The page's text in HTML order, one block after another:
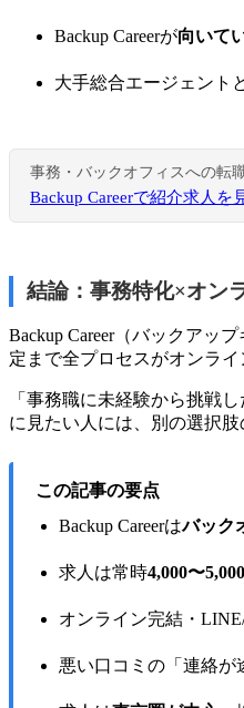
Backup Careerが向いて
大手総合エージェント
事務・バックオフィスへの転
Backup Careerで紹介求人を
結論：事務特化×オン
Backup Career（バックアップ
定まで全プロセスがオンラ
「事務職に未経験から挑戦
に見たい人には、別の選択肢
この記事の要点
Backup Careerはバック
求人は常時4,000〜
オンライン完結・
悪い口コミの「連絡が